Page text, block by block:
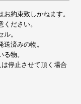
約束致しかねます。
ださい。
。
済みの物。
物。
停止させて頂く場合